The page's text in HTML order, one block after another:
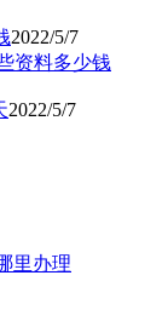
2022/5/7
资料多少钱
2022/5/7
里办理